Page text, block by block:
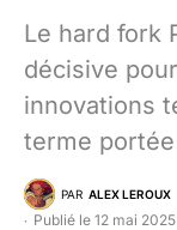
Le hard fork
décisive
innovations
terme
PAR ALEX LEROUX
Publié le 12 mai